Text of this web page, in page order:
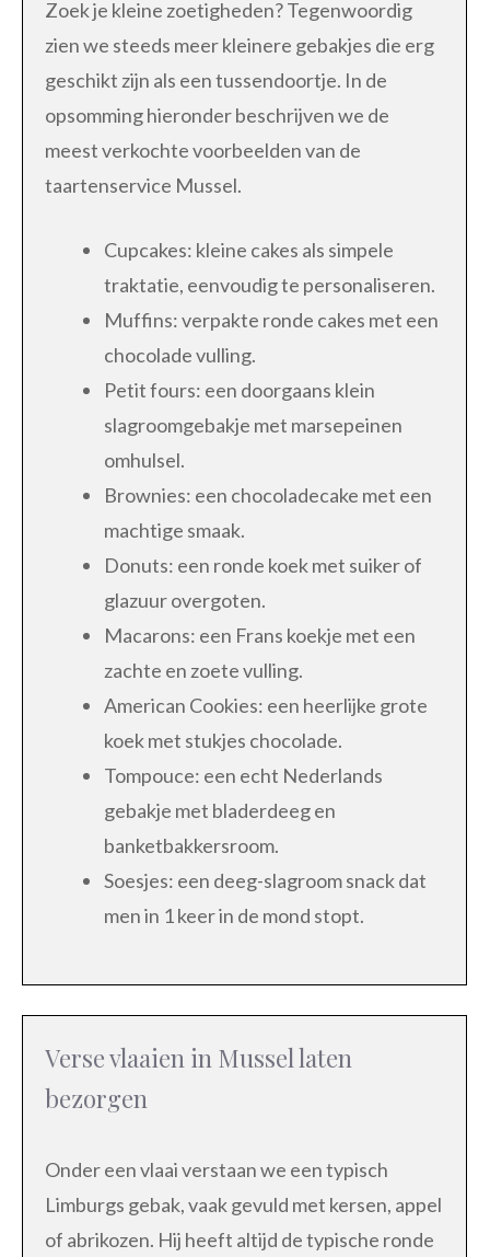
Zoek je kleine zoetigheden? Tegenwoordig
zien we steeds meer kleinere gebakjes die erg
geschikt zijn als een tussendoortje. In de
opsomming hieronder beschrijven we de
meest verkochte voorbeelden van de
taartenservice Mussel.
Cupcakes: kleine cakes als simpele
traktatie, eenvoudig te personaliseren.
Muffins: verpakte ronde cakes met een
chocolade vulling.
Petit fours: een doorgaans klein
slagroomgebakje met marsepeinen
omhulsel.
Brownies: een chocoladecake met een
machtige smaak.
Donuts: een ronde koek met suiker of
glazuur overgoten.
Macarons: een Frans koekje met een
zachte en zoete vulling.
American Cookies: een heerlijke grote
koek met stukjes chocolade.
Tompouce: een echt Nederlands
gebakje met bladerdeeg en
banketbakkersroom.
Soesjes: een deeg-slagroom snack dat
men in 1 keer in de mond stopt.
Verse vlaaien in Mussel laten
bezorgen
Onder een vlaai verstaan we een typisch
Limburgs gebak, vaak gevuld met kersen, appel
of abrikozen. Hij heeft altijd de typische ronde